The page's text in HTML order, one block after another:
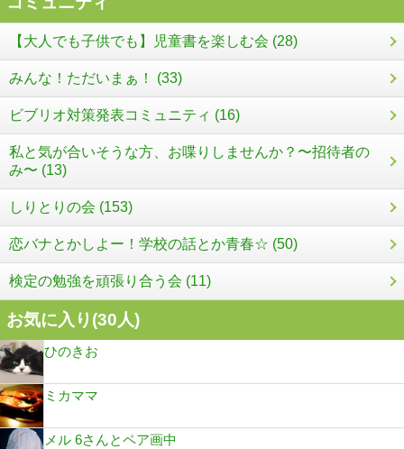
【大人でも子供でも】児童書を楽しむ会 (28)
みんな！ただいまぁ！ (33)
ビブリオ対策発表コミュニティ (16)
私と気が合いそうな方、お喋りしませんか？〜招待者の
み〜 (13)
しりとりの会 (153)
恋バナとかしよー！学校の話とか青春☆ (50)
検定の勉強を頑張り合う会 (11)
お気に入り(30人)
ひのきお
ミカママ
メル 6さんとペア画中